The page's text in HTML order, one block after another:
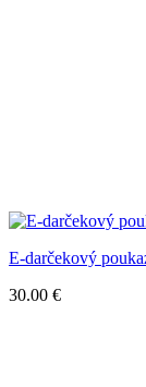
E-darčekový
30.00 €